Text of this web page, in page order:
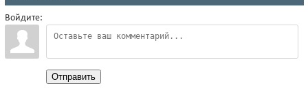
Войдите:
Отправить